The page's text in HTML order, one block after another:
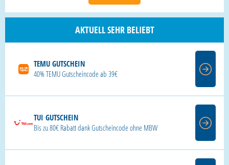
AKTUELL SEHR BELIEBT
TEMU GUTSCHEIN
40% TEMU Gutscheincode ab 39€
TUI GUTSCHEIN
Bis zu 80€ Rabatt dank Gutscheincode ohne MBW